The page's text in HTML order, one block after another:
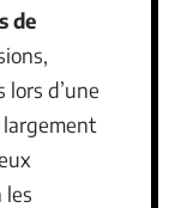
de
d’une
les